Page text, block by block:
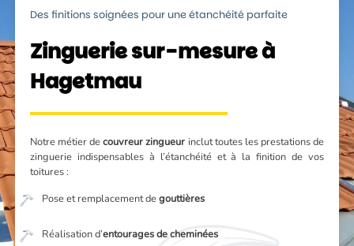
Des finitions soignées pour une étanchéité parfaite
Zinguerie sur-mesure à
Hagetmau
Notre métier decouvreur zingueur inclut toutes les prestations de
zinguerie indispensables à l’étanchéité et à la finition de vos
toitures :
Pose et remplacement degouttières
Réalisation d’entourages de cheminées